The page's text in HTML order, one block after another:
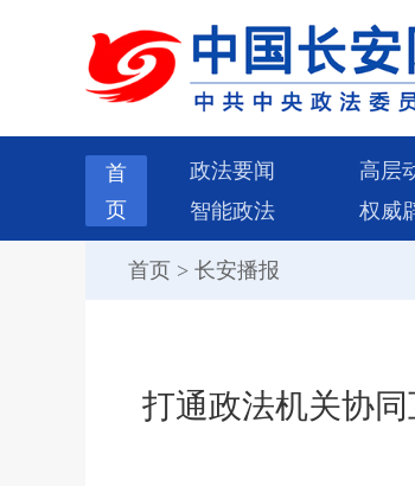
首
页
政法要闻 高层
智能政法
权威
首页 > 长安播报
打通政法机关协